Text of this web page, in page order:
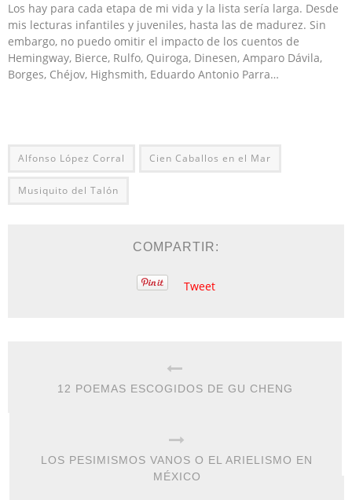
Los hay para cada etapa de mi vida y la lista sería larga. Desde
mis lecturas infantiles y juveniles, hasta las de madurez. Sin
embargo, no puedo omitir el impacto de los cuentos de
Hemingway, Bierce, Rulfo, Quiroga, Dinesen, Amparo Dávila,
Borges, Chéjov, Highsmith, Eduardo Antonio Parra…
Alfonso López Corral Cien Caballos en el Mar
Musiquito del Talón
COMPARTIR:
Tweet
12 POEMAS ESCOGIDOS DE GU CHENG
LOS PESIMISMOS VANOS O EL ARIELISMO EN
MÉXICO